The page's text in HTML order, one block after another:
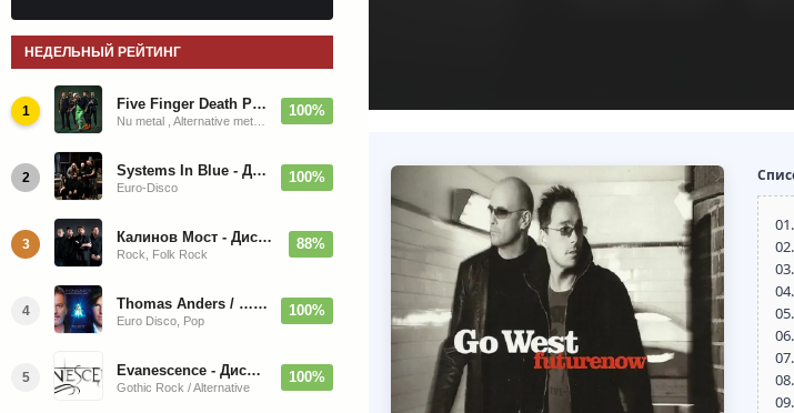
НЕДЕЛЬНЫЙ РЕЙТИНГ
1 Five Finger Death Punch - Дискография (2008-2026) 100%
2 Systems In Blue - Дискография (2020-2026)
Euro-Disco
100%
3 Калинов Мост - Дискография (1986-2026)
Rock, Folk Rock
88%
4 Thomas Anders / … Sings Modern Talking: The Best hi-res
Euro Disco, Pop
100%
5 Evanescence - Дискография (1998-2026)
Gothic Rock / Alternative
100%